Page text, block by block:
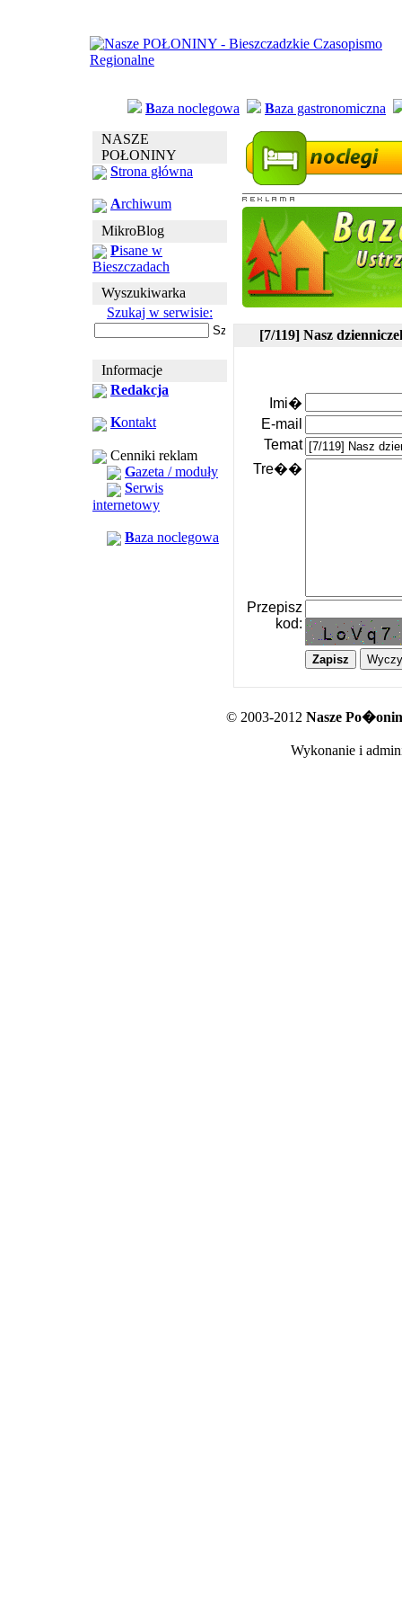
Baza noclegowa Baza gastronomiczna
NASZE
POŁONINY
Strona główna
Archiwum
MikroBlog
Pisane w
Bieszczadach
Wyszukiwarka
Szukaj w serwisie:
Informacje
Redakcja
Kontakt
Cenniki reklam
Gazeta / moduły
Serwis
internetowy
Baza noclegowa
[7/119] Nasz
Imi�
E-mail
Temat
Tre��
Przepisz
kod:
© 2003-2012 Nasze
Wykonanie i